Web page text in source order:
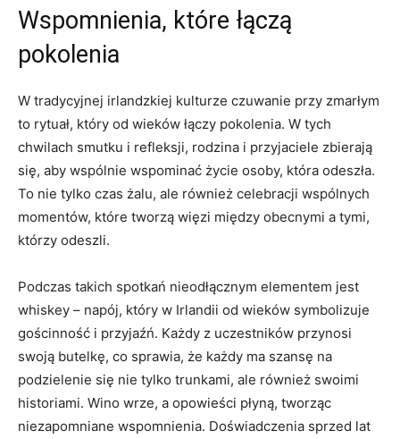
Wspomnienia, które łączą
pokolenia
W tradycyjnej irlandzkiej kulturze czuwanie przy zmarłym
to rytuał, który od wieków łączy pokolenia. W tych
chwilach smutku i refleksji, rodzina i przyjaciele zbierają
się, aby wspólnie wspominać życie osoby, która odeszła.
To nie tylko czas żalu, ale również celebracji wspólnych
momentów, które tworzą więzi między obecnymi a tymi,
którzy odeszli.
Podczas takich spotkań nieodłącznym elementem jest
whiskey – napój, który w Irlandii od wieków symbolizuje
gościnność i przyjaźń. Każdy z uczestników przynosi
swoją butelkę, co sprawia, że każdy ma szansę na
podzielenie się nie tylko trunkami, ale również swoimi
historiami. Wino wrze, a opowieści płyną, tworząc
niezapomniane wspomnienia. Doświadczenia sprzed lat